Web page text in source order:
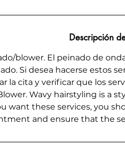
Descripción
blower. El peinado de
Si desea hacerse estos
la cita y verificar que los
Wavy hairstyling is a
want these services, you
and ensure that the